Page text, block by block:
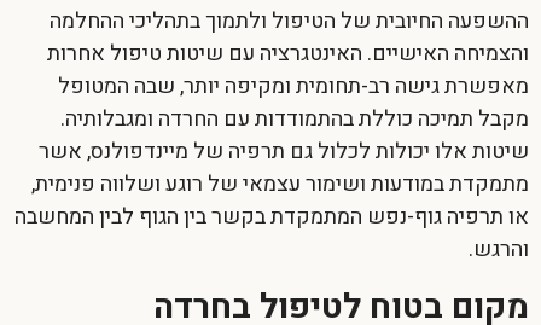
ההשפעה החיובית של הטיפול ולתמוך בתהליכי ההחלמה
והצמיחה האישיים. האינטגרציה עם שיטות טיפול אחרות
מאפשרת גישה רב-תחומית ומקיפה יותר, שבה המטופל
מקבל תמיכה כוללת בהתמודדות עם החרדה ומגבלותיה.
שיטות אלו יכולות לכלול גם תרפיה של מיינדפולנס, אשר
מתמקדת במודעות ושימור עצמאי של רוגע ושלווה פנימית,
או תרפיה גוף-נפש המתמקדת בקשר בין הגוף לבין המחשבה
והרגש.
מקום בטוח לטיפול בחרדה